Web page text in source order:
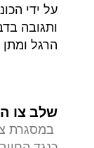
על ידי
ותגובה
הרגל ומתן
שלב צו
במסגרת